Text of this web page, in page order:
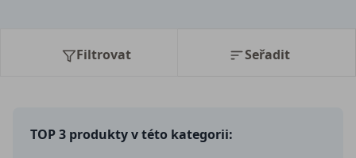
Filtrovat Seřadit
TOP 3 produkty v této kategorii: